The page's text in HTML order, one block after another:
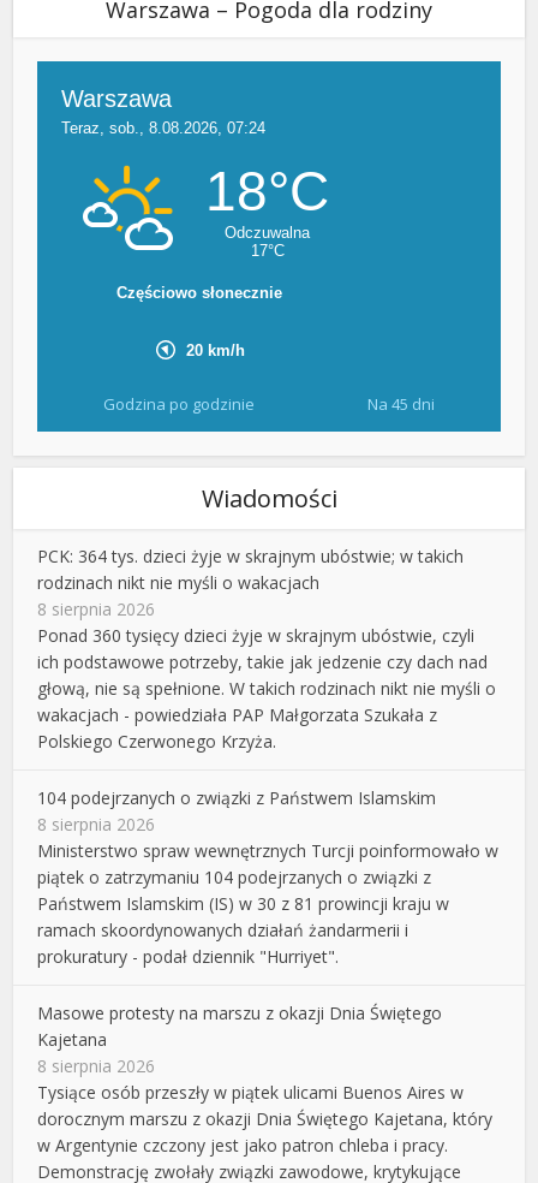
Warszawa – Pogoda dla rodziny
Godzina po godzinie Na 45 dni
Wiadomości
PCK: 364 tys. dzieci żyje w skrajnym ubóstwie; w takich
rodzinach nikt nie myśli o wakacjach
8 sierpnia 2026
Ponad 360 tysięcy dzieci żyje w skrajnym ubóstwie, czyli
ich podstawowe potrzeby, takie jak jedzenie czy dach nad
głową, nie są spełnione. W takich rodzinach nikt nie myśli o
wakacjach - powiedziała PAP Małgorzata Szukała z
Polskiego Czerwonego Krzyża.
104 podejrzanych o związki z Państwem Islamskim
8 sierpnia 2026
Ministerstwo spraw wewnętrznych Turcji poinformowało w
piątek o zatrzymaniu 104 podejrzanych o związki z
Państwem Islamskim (IS) w 30 z 81 prowincji kraju w
ramach skoordynowanych działań żandarmerii i
prokuratury - podał dziennik "Hurriyet".
Masowe protesty na marszu z okazji Dnia Świętego
Kajetana
8 sierpnia 2026
Tysiące osób przeszły w piątek ulicami Buenos Aires w
dorocznym marszu z okazji Dnia Świętego Kajetana, który
w Argentynie czczony jest jako patron chleba i pracy.
Demonstrację zwołały związki zawodowe, krytykujące